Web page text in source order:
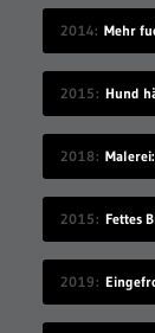
2014 Mehr
2015 Hund
2018
2015 Fettes
2019